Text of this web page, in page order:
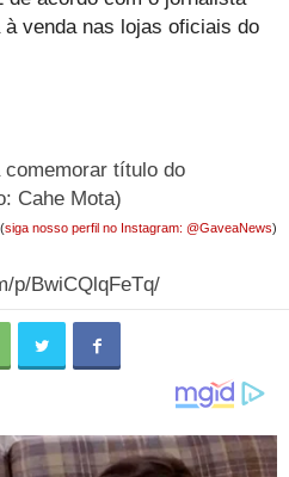
venda nas lojas oficiais do
comemorar título do
Cahe Mota)
(siga nosso perfil no Instagram: @GaveaNews)
p/BwiCQlqFeTq/